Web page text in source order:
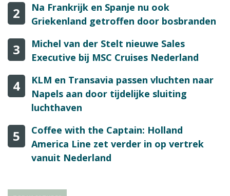
2
Na Frankrijk en Spanje nu ook
Griekenland getroffen door bosbranden
3
Michel van der Stelt nieuwe Sales
Executive bij MSC Cruises Nederland
4
KLM en Transavia passen vluchten naar
Napels aan door tijdelijke sluiting
luchthaven
5
Coffee with the Captain: Holland
America Line zet verder in op vertrek
vanuit Nederland